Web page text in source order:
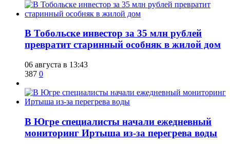
В Тобольске инвестор за 35 млн рублей
превратит старинный особняк в жилой дом
06 августа в 13:43
387 0
В Югре специалисты начали ежедневный
мониторинг Иртыша из-за перегрева воды